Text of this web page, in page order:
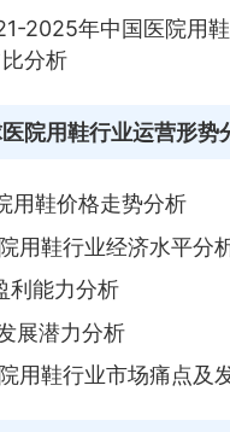
2025年中国医院用
分析
院用鞋行业运营形势
用鞋价格走势分析
用鞋行业经济水平分
利能力分析
展潜力分析
用鞋行业市场痛点及